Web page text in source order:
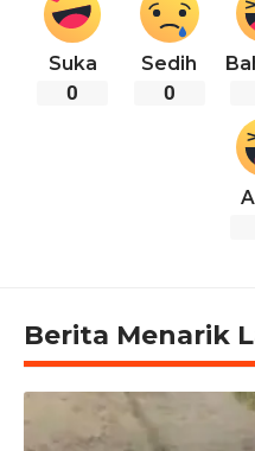
Suka
0
Sedih
0
Berita Menarik